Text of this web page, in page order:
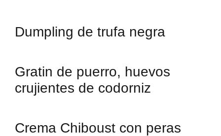
Dumpling de trufa negra
Gratin de puerro, huevos
crujientes de codorniz
Crema Chiboust con peras